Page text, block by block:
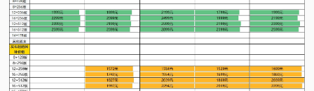
体
验
专